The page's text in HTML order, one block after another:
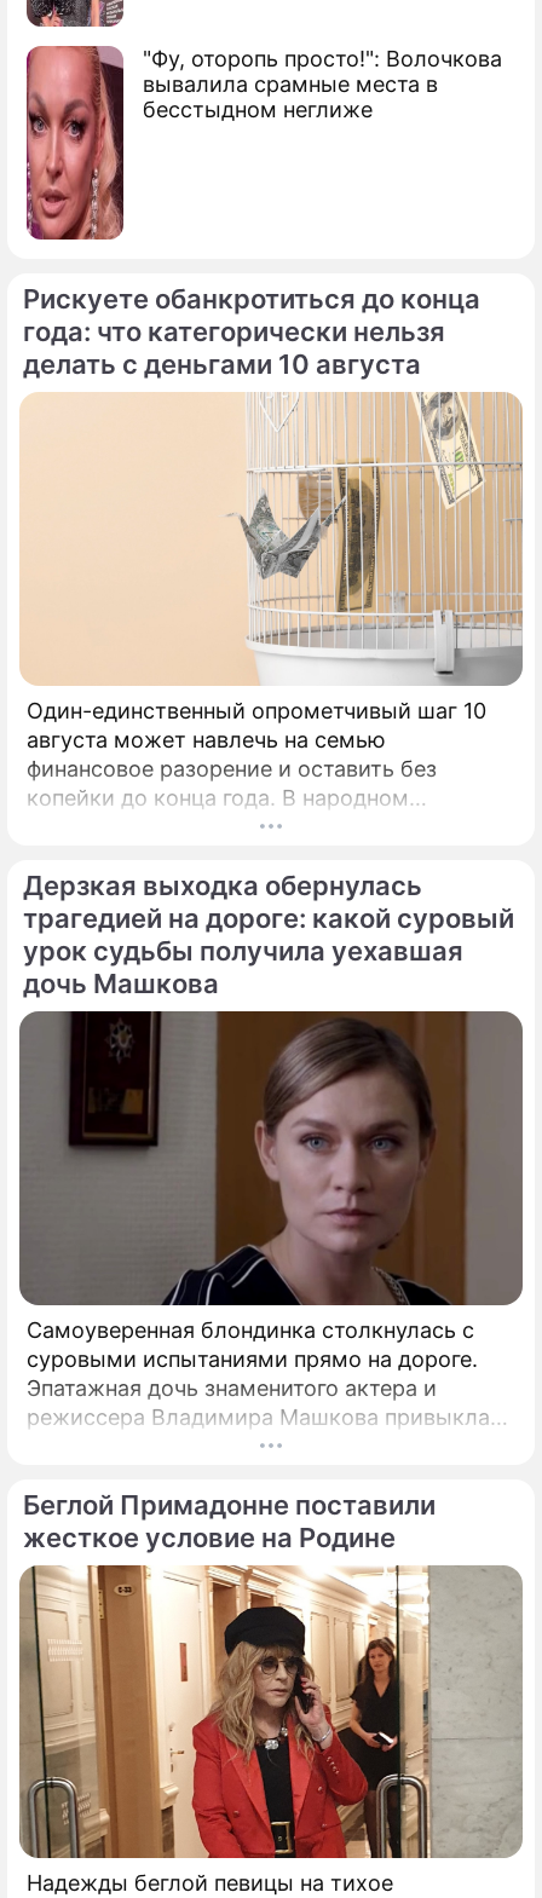
"Фу, оторопь просто!": Волочкова
вывалила срамные места в
бесстыдном неглиже
К чему снится много всего
Как избавиться от сонного паралича? /
Это упражнение поможет справиться с
пугающим состоянием!
Рискуете обанкротиться до конца
года: что категорически нельзя
делать с деньгами 10 августа
Один-единственный опрометчивый шаг 10
августа может навлечь на семью
финансовое разорение и оставить без
копейки до конца года. В народном
календаре 10 августа 2026 года — дата с
Дерзкая выходка обернулась
трагедией на дороге: какой суровый
урок судьбы получила уехавшая
дочь Машкова
Самоуверенная блондинка столкнулась с
суровыми испытаниями прямо на дороге.
Эпатажная дочь знаменитого актера и
режиссера Владимира Машкова привыкла
ярко и без купюр делиться с подписчиками
Беглой Примадонне поставили
жесткое условие на Родине
Надежды беглой певицы на тихое